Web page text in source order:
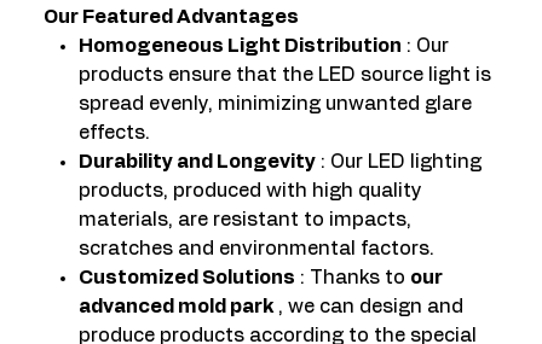
Our Featured Advantages
Homogeneous Light Distribution : Our
products ensure that the LED source light is
spread evenly, minimizing unwanted glare
effects.
Durability and Longevity: Our LED lighting
products, produced with high quality
materials, are resistant to impacts,
scratches and environmental factors.
Customized Solutions : Thanks to our
advanced mold park, we can design and
produce products according to the special